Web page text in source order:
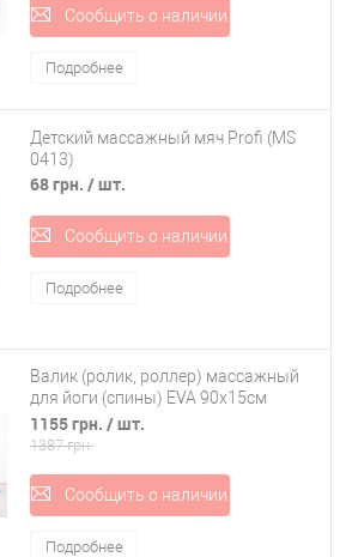
Сообщить о наличии
Подробнее
Детский массажный мяч Profi (MS
0413)
68 грн. / шт.
Сообщить о наличии
Подробнее
Валик (ролик, роллер) массажный
для йоги (спины) EVA 90х15см
OSPORT (MS 1873-2)
1155 грн. / шт.
1387 грн.
Сообщить о наличии
Подробнее